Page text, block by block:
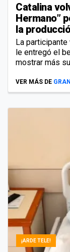
Catalina
Hermano”
la
La participante
le entregó el
mostrar más
VER MÁS DE
¡ARDE TELE!